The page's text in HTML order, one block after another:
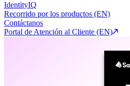
IdentityIQ
Recorrido por los productos (EN)
Contáctanos
Portal de Atención al Cliente (EN)